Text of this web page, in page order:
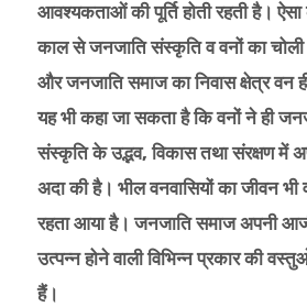
आवश्यकताओं की पूर्ति होती रहती है।
काल से जनजाति संस्कृति व वनों का चोली
और जनजाति समाज का निवास क्षेत्र वन
यह भी कहा जा सकता है कि वनों ने ही
संस्कृति के उद्भव, विकास तथा संरक्षण में
अदा की है। भील वनवासियों का जीवन भी
रहता आया है। जनजाति समाज अपनी
उत्पन्न होने वाली विभिन्न प्रकार की
हैं।